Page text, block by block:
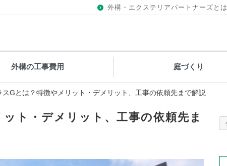
外構・エクステリアパートナーズとは
外構の工事費用 庭づくり
スGとは？特徴やメリット・デメリット、工事の依頼先まで解説
ト・デメリット、工事の依頼先ま